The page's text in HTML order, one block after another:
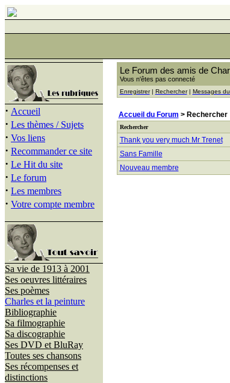
· Accueil
· Les thèmes / Sujets
· Vos liens
· Recommander ce site
· Le Hit du site
· Le forum
· Les membres
· Votre compte membre
Sa vie de 1913 à 2001
Ses oeuvres littéraires
Ses poèmes
Charles et la peinture
Bibliographie
Sa filmographie
Sa discographie
Ses DVD et BluRay
Toutes ses chansons
Ses récompenses et
distinctions
Le Forum des amis de
Vous n'êtes pas connecté
Enregistrer| Rechercher| Messages
Accueil du Forum > Rechercher
Rechercher
Thank you very much Mr Trenet
Sans Famille
Nouveau membre